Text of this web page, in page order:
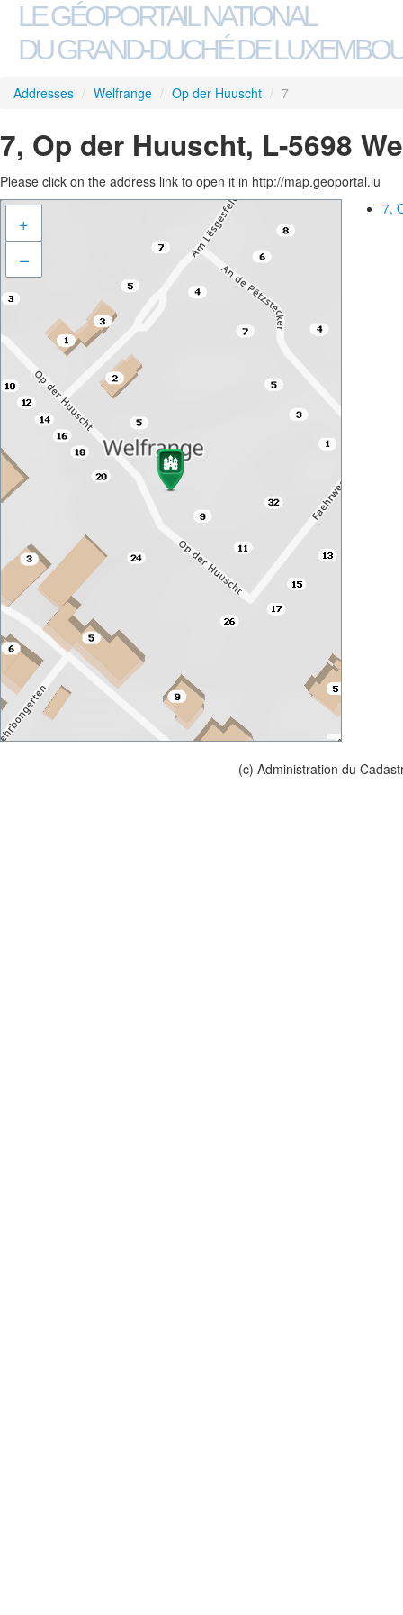
LE GÉOPORTAIL NATIONAL
DU GRAND-DUCHÉ DE
Addresses / Welfrange / Op der Huuscht / 7
7, Op der Huuscht, L-5698
Please click on the address link to open it in http://map.geoportal.lu
+
–
7,
(c) Administration du